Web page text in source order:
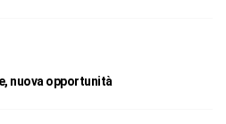
nuova opportunità